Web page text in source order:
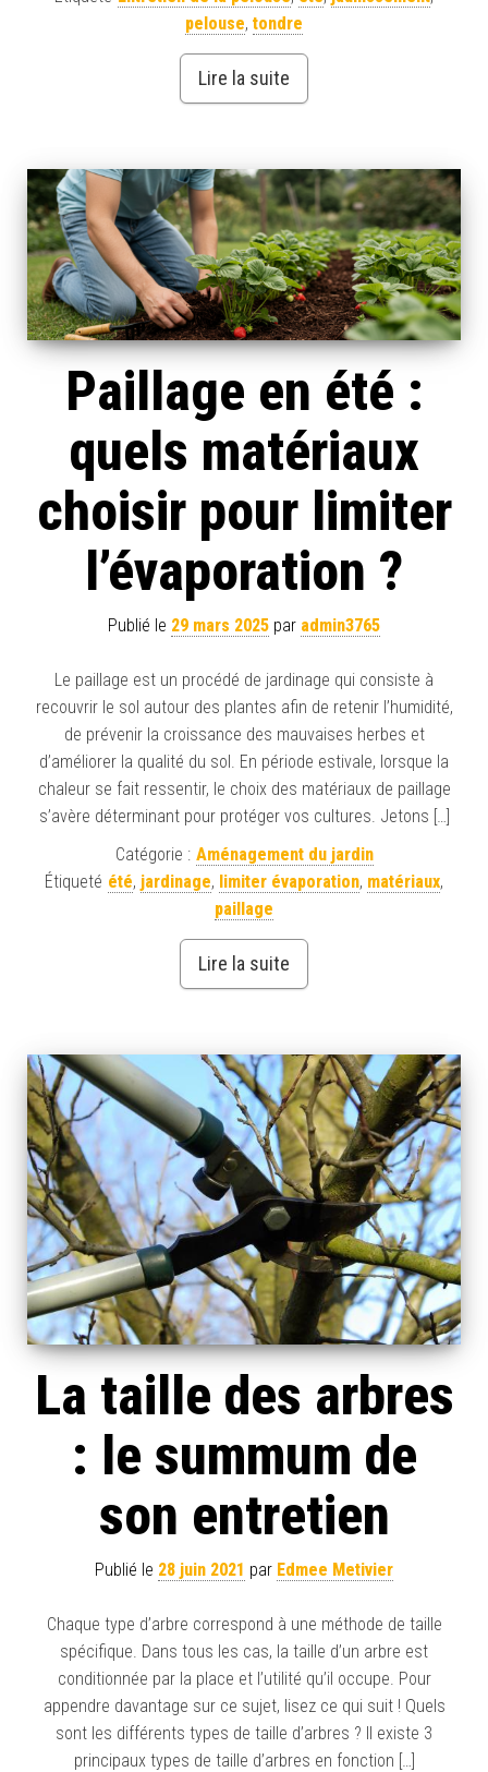
pelouse, tondre
Lire la suite
Paillage en été :
quels matériaux
choisir pour limiter
l’évaporation ?
Publié le 29 mars 2025 par admin3765
Le paillage est un procédé de jardinage qui consiste à
recouvrir le sol autour des plantes afin de retenir l’humidité,
de prévenir la croissance des mauvaises herbes et
d’améliorer la qualité du sol. En période estivale, lorsque la
chaleur se fait ressentir, le choix des matériaux de paillage
s’avère déterminant pour protéger vos cultures. Jetons […]
Catégorie : Aménagement du jardin
Étiqueté été, jardinage, limiter évaporation, matériaux,
paillage
Lire la suite
La taille des arbres
: le summum de
son entretien
Publié le 28 juin 2021 par Edmee Metivier
Chaque type d’arbre correspond à une méthode de taille
spécifique. Dans tous les cas, la taille d’un arbre est
conditionnée par la place et l’utilité qu’il occupe. Pour
appendre davantage sur ce sujet, lisez ce qui suit ! Quels
sont les différents types de taille d’arbres ? Il existe 3
principaux types de taille d’arbres en fonction […]